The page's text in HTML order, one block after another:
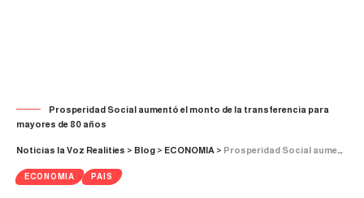
Prosperidad Social aumentó el monto de la transferencia para
mayores de 80 años
Noticias la Voz Realities > Blog > ECONOMIA > Prosperidad Social aumentó el monto de la transferencia para mayores de 80 años
ECONOMIA PAIS